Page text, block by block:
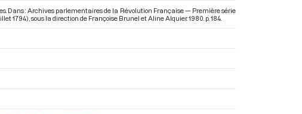
Dans : Archives parlementaires de la Révolution Française — Première série
1794) , sous la direction de Françoise Brunel et Aline Alquier. 1980. p. 184.